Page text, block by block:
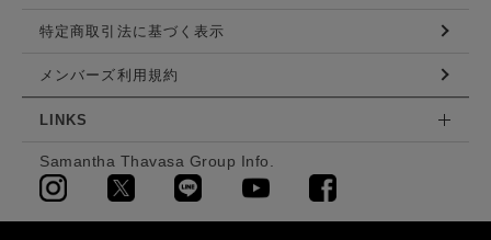
特定商取引法に基づく表示
メンバーズ利用規約
LINKS
Samantha Thavasa Group Info.